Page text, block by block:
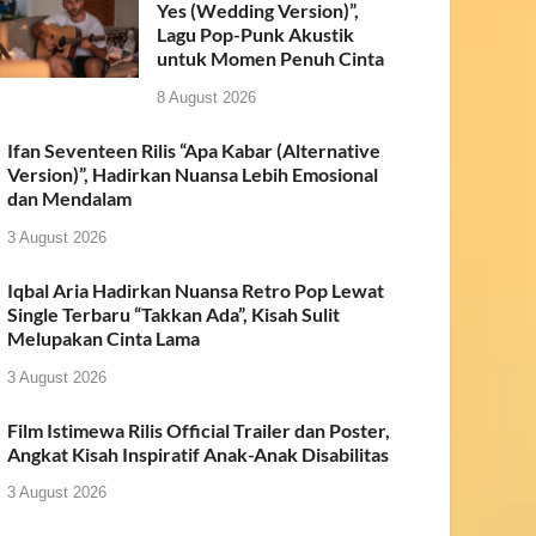
Yes (Wedding Version)”,
Lagu Pop-Punk Akustik
untuk Momen Penuh Cinta
8 August 2026
Ifan Seventeen Rilis “Apa Kabar (Alternative
Version)”, Hadirkan Nuansa Lebih Emosional
dan Mendalam
3 August 2026
Iqbal Aria Hadirkan Nuansa Retro Pop Lewat
Single Terbaru “Takkan Ada”, Kisah Sulit
Melupakan Cinta Lama
3 August 2026
Film Istimewa Rilis Official Trailer dan Poster,
Angkat Kisah Inspiratif Anak-Anak Disabilitas
3 August 2026